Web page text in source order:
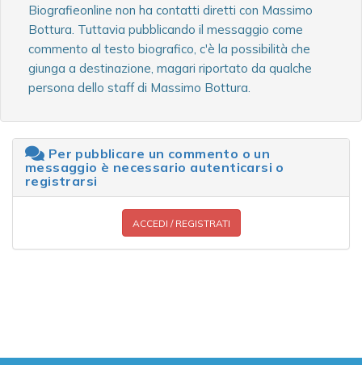
Biografieonline non ha contatti diretti con Massimo
Bottura. Tuttavia pubblicando il messaggio come
commento al testo biografico, c'è la possibilità che
giunga a destinazione, magari riportato da qualche
persona dello staff di Massimo Bottura.
Per pubblicare un commento o un
messaggio è necessario autenticarsi o
registrarsi
ACCEDI / REGISTRATI